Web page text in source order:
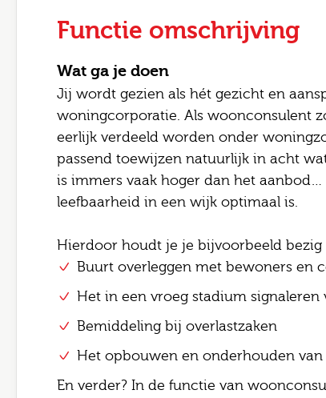
Functie omschrijving
Wat ga je doen
Jij wordt gezien als hét gezicht en
woningcorporatie. Als woonconsulent
eerlijk verdeeld worden onder
passend toewijzen natuurlijk in acht
is immers vaak hoger dan het
leefbaarheid in een wijk optimaal is.
Hierdoor houdt je je bijvoorbeeld bezig
Buurt overleggen met bewoners en
Het in een vroeg stadium
Bemiddeling bij overlastzaken
Het opbouwen en onderhouden
En verder? In de functie van